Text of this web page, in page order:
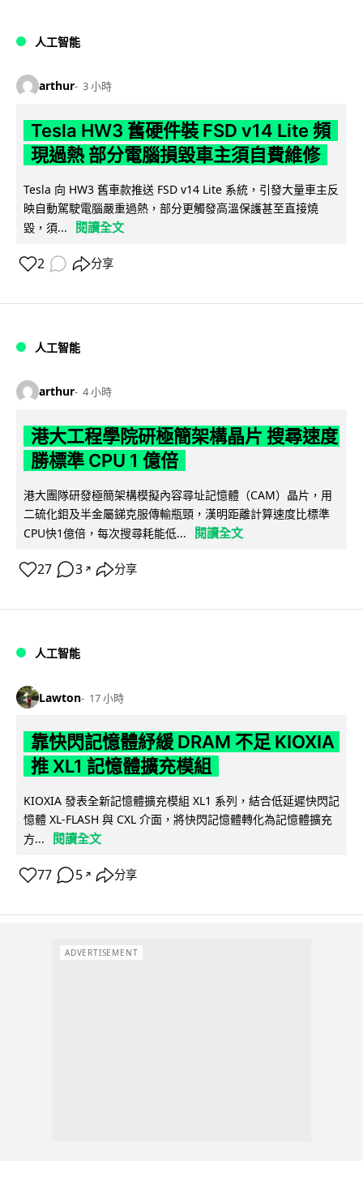
人工智能
arthur 3 小時
Tesla HW3 舊硬件裝 FSD v14 Lite 頻
現過熱 部分電腦損毀車主須自費維修
Tesla 向 HW3 舊車款推送 FSD v14 Lite 系統，引發大量車主反
映自動駕駛電腦嚴重過熱，部分更觸發高溫保護甚至直接燒
毀，須...
閱讀全文
2 分享
人工智能
arthur 4 小時
港大工程學院研極簡架構晶片 搜尋速度
勝標準 CPU 1 億倍
港大團隊研發極簡架構模擬內容尋址記憶體（CAM）晶片，用
二硫化鉬及半金屬銻克服傳輸瓶頸，漢明距離計算速度比標準
CPU快1億倍，每次搜尋耗能低...
閱讀全文
27 3 ↗ 分享
人工智能
Lawton 17 小時
靠快閃記憶體紓緩 DRAM 不足 KIOXIA
推 XL1 記憶體擴充模組
KIOXIA 發表全新記憶體擴充模組 XL1 系列，結合低延遲快閃記
憶體 XL-FLASH 與 CXL 介面，將快閃記憶體轉化為記憶體擴充
方...
閱讀全文
77 5 ↗ 分享
ADVERTISEMENT